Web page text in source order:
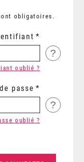
obligatoires.
?
oublié ?
passe
?
oublié ?